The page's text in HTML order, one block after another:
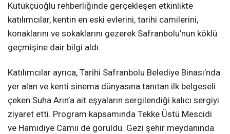
Kütükçüoğlu rehberliğinde gerçekleşen etkinlikte
katılımcılar, kentin en eski evlerini, tarihi camilerini,
konaklarını ve sokaklarını gezerek Safranbolu’nun köklü
geçmişine dair bilgi aldı.
Katılımcılar ayrıca, Tarihi Safranbolu Belediye Binası’nda
yer alan ve kenti sinema dünyasına tanıtan ilk belgeseli
çeken Suha Arın’a ait eşyaların sergilendiği kalıcı sergiyi
ziyaret etti. Program kapsamında Tekke Üstü Mescidi
ve Hamidiye Camii de görüldü. Gezi şehir meydanında